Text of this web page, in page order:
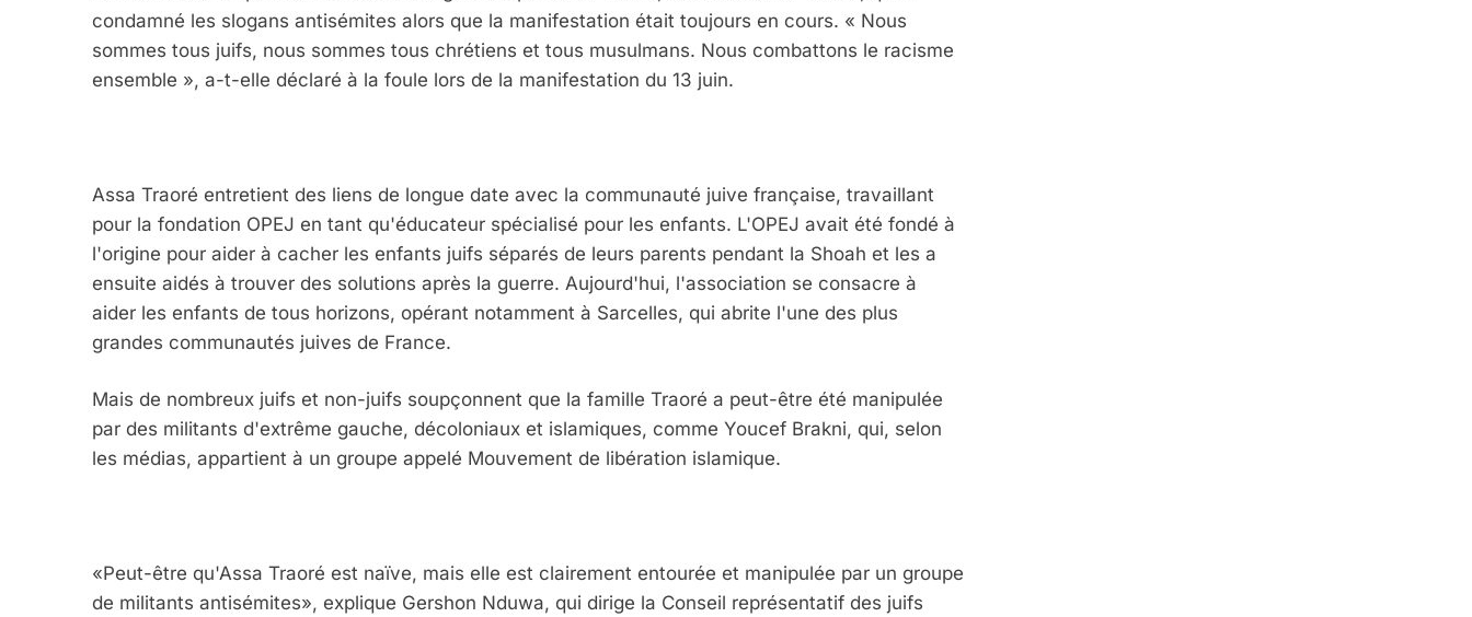
condamné les slogans antisémites alors que la manifestation était toujours en cours. « Nous
sommes tous juifs, nous sommes tous chrétiens et tous musulmans. Nous combattons le racisme
ensemble », a-t-elle déclaré à la foule lors de la manifestation du 13 juin.
Assa Traoré entretient des liens de longue date avec la communauté juive française, travaillant
pour la fondation OPEJ en tant qu'éducateur spécialisé pour les enfants. L'OPEJ avait été fondé à
l'origine pour aider à cacher les enfants juifs séparés de leurs parents pendant la Shoah et les a
ensuite aidés à trouver des solutions après la guerre. Aujourd'hui, l'association se consacre à
aider les enfants de tous horizons, opérant notamment à Sarcelles, qui abrite l'une des plus
grandes communautés juives de France.
Mais de nombreux juifs et non-juifs soupçonnent que la famille Traoré a peut-être été manipulée
par des militants d'extrême gauche, décoloniaux et islamiques, comme Youcef Brakni, qui, selon
les médias, appartient à un groupe appelé Mouvement de libération islamique.
«Peut-être qu'Assa Traoré est naïve, mais elle est clairement entourée et manipulée par un groupe
de militants antisémites», explique Gershon Nduwa, qui dirige la Conseil représentatif des juifs